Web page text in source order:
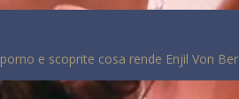
porno e scoprite cosa rende Enjil Von